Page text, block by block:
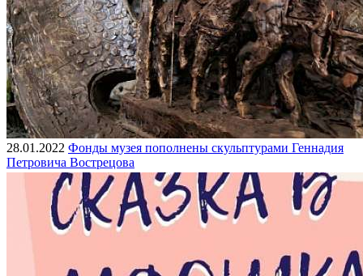
28.01.2022 Фонды музея пополнены скульптурами Геннадия
Петровича Вострецова